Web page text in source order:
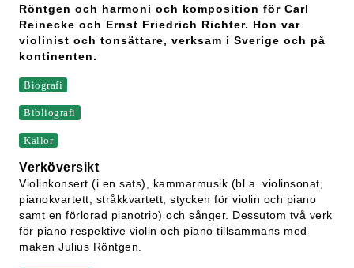
Röntgen och harmoni och komposition för Carl
Reinecke och Ernst Friedrich Richter. Hon var
violinist och tonsättare, verksam i Sverige och på
kontinenten.
Biografi
Bibliografi
Källor
Verköversikt
Violinkonsert (i en sats), kammarmusik (bl.a. violinsonat,
pianokvartett, stråkkvartett, stycken för violin och piano
samt en förlorad pianotrio) och sånger. Dessutom två verk
för piano respektive violin och piano tillsammans med
maken Julius Röntgen.